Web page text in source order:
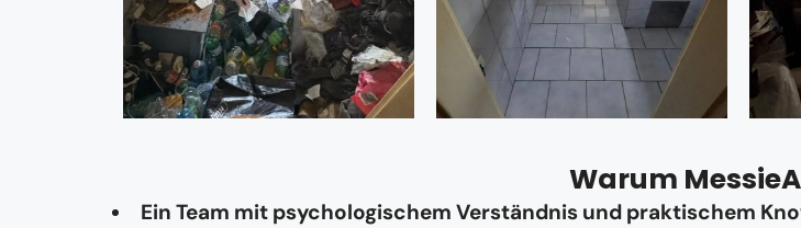
Warum
Ein Team mit psychologischem Verständnis und praktischem